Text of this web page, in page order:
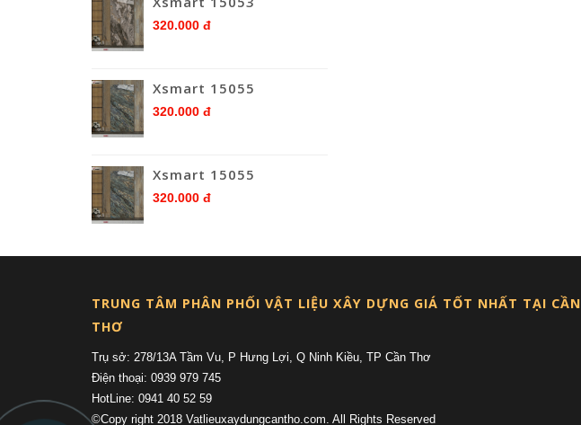
320.000 đ
Xsmart 15055
320.000 đ
Xsmart 15055
320.000 đ
TRUNG TÂM PHÂN PHỐI VẬT LIỆU XÂY DỰNG GIÁ TỐT NHẤT TẠI CẦN
THƠ
Trụ sở: 278/13A Tầm Vu, P Hưng Lợi, Q Ninh Kiều, TP Cần Thơ
Điện thoại: 0939 979 745
HotLine: 0941 40 52 59
©Copy right 2018 Vatlieuxaydungcantho.com. All Rights Reserved